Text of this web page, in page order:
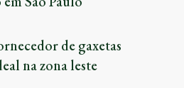
de gaxetas
na zona leste